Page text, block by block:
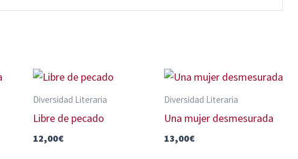
Diversidad Literaria
Libre de pecado
12,00€
Diversidad Literaria
Una mujer desmesurada
13,00€